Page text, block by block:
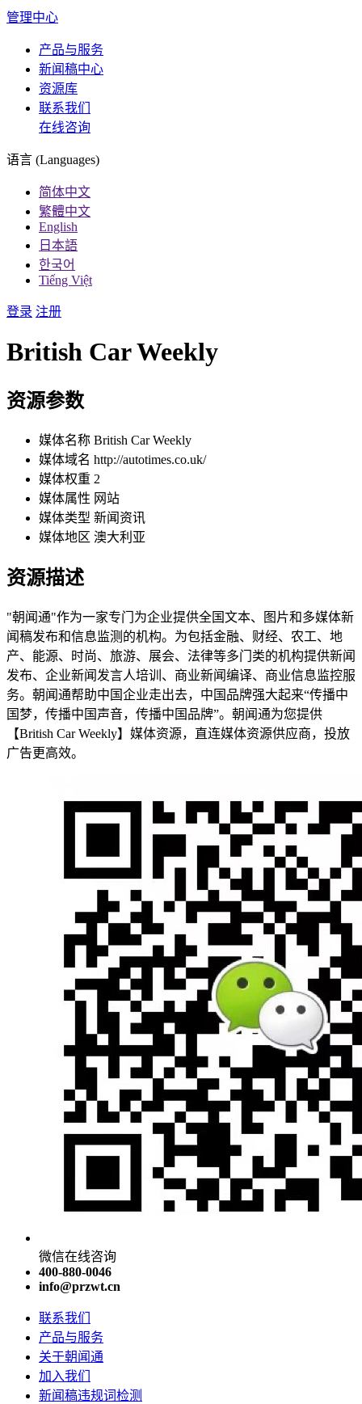
管理中心
产品与服务
新闻稿中心
资源库
联系我们
在线咨询
语言 (Languages)
简体中文
繁體中文
English
日本語
한국어
Tiếng Việt
登录 注册
British Car Weekly
资源参数
媒体名称 British Car Weekly
媒体域名 http://autotimes.co.uk/
媒体权重 2
媒体属性 网站
媒体类型 新闻资讯
媒体地区 澳大利亚
资源描述
"朝闻通"作为一家专门为企业提供全国文本、图片和多媒体新
闻稿发布和信息监测的机构。为包括金融、财经、农工、地
产、能源、时尚、旅游、展会、法律等多门类的机构提供新闻
发布、企业新闻发言人培训、商业新闻编译、商业信息监控服
务。朝闻通帮助中国企业走出去，中国品牌强大起来“传播中
国梦，传播中国声音，传播中国品牌”。朝闻通为您提供
【British Car Weekly】媒体资源，直连媒体资源供应商，投放
广告更高效。
微信在线咨询
400-880-0046
info@przwt.cn
联系我们
产品与服务
关于朝闻通
加入我们
新闻稿违规词检测